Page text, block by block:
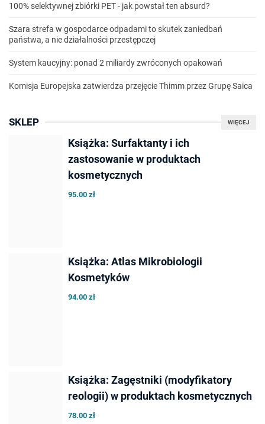
100% selektywnej zbiórki PET - jak powstał ten absurd?
Szara strefa w gospodarce odpadami to skutek zaniedbań
państwa, a nie działalności przestępczej
System kaucyjny: ponad 2 miliardy zwróconych opakowań
Komisja Europejska zatwierdza przejęcie Thimm przez Grupę Saica
WIĘCEJ
SKLEP
Książka: Surfaktanty i ich
zastosowanie w produktach
kosmetycznych
95.00 zł
Książka: Atlas Mikrobiologii
Kosmetyków
94.00 zł
Książka: Zagęstniki (modyfikatory
reologii) w produktach kosmetycznych
78.00 zł